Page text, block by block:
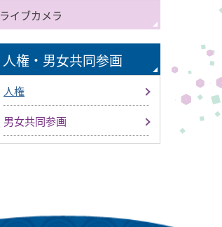
ライブカメラ
人権・男女共同参画
人権
男女共同参画